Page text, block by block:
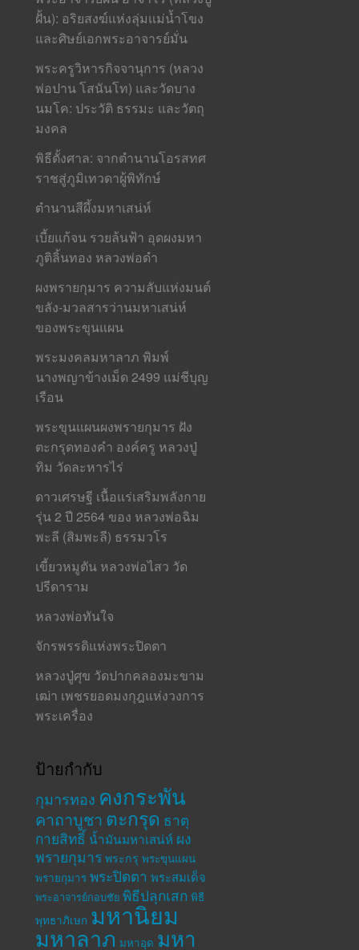
ฝั้น): อริยสงฆ์แห่งลุ่มแม่น้ำโขง
และศิษย์เอกพระอาจารย์มั่น
พระครูวิหารกิจจานุการ (หลวง
พ่อปาน โสนันโท) และวัดบาง
นมโค: ประวัติ ธรรมะ และวัตถุ
มงคล
พิธีตั้งศาล: จากตำนานโอรสทศ
ราชสู่ภูมิเทวดาผู้พิทักษ์
ตำนานสีผึ้งมหาเสน่ห์
เบี้ยแก้จน รวยล้นฟ้า อุดผงมหา
ภูติลิ้นทอง หลวงพ่อดำ
ผงพรายกุมาร ความลับแห่งมนต์
ขลัง-มวลสารว่านมหาเสน่ห์
ของพระขุนแผน
พระมงคลมหาลาภ พิมพ์
นางพญาข้างเม็ด 2499 แม่ชีบุญ
เรือน
พระขุนแผนผงพรายกุมาร ฝัง
ตะกรุดทองคำ องค์ครู หลวงปู่
ทิม วัดละหารไร่
ดาวเศรษฐี เนื้อแร่เสริมพลังกาย
รุ่น 2 ปี 2564 ของ หลวงพ่อฉิม
พะลี (สิมพะลี) ธรรมวโร
เขี้ยวหมูตัน หลวงพ่อไสว วัด
ปรีดาราม
หลวงพ่อทันใจ
จักรพรรดิแห่งพระปิดตา
หลวงปู่ศุข วัดปากคลองมะขาม
เฒ่า เพชรยอดมงกุฎแห่งวงการ
พระเครื่อง
ป้ายกำกับ
กุมารทอง คงกระพัน
คาถาบูชา ตะกรุด ธาตุ
กายสิทธิ์ น้ำมันมหาเสน่ห์ ผง
พรายกุมาร พระกรุ พระขุนแผน
พรายกุมาร พระปิดตา พระสมเด็จ
พระอาจารย์กอบชัย พิธีปลุกเสก พิธี
พุทธาภิเษก มหานิยม
มหาลาภ มหาอุด มหา